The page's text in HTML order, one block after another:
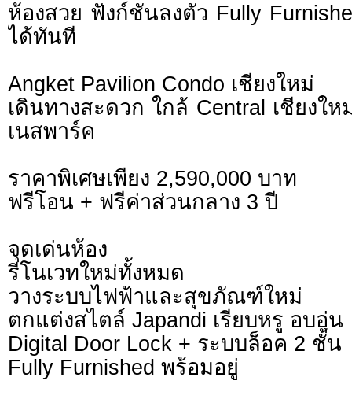
ห้องสวย ฟังก์ชันลงตัว Fully
ได้ทันที
Angket Pavilion Condo เชียงใหม่
เดินทางสะดวก ใกล้ Central เชียงใ
เนสพาร์ค
ราคาพิเศษเพียง 2,590,000 บาท
ฟรีโอน + ฟรีค่าส่วนกลาง 3 ปี
จุดเด่นห้อง
รีโนเวทใหม่ทั้งหมด
วางระบบไฟฟ้าและสุขภัณฑ์ใหม่
ตกแต่งสไตล์ Japandi เรียบหรู อบอุ่น
Digital Door Lock + ระบบล็อค 2 ชั้น
Fully Furnished พร้อมอยู่